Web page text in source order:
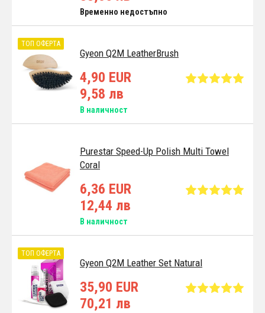
Временно недостъпно
Gyeon Q2M LeatherBrush
ТОП ОФЕРТА
4,90 EUR
9,58 лв
В наличност
Purestar Speed-Up Polish Multi Towel
Coral
6,36 EUR
12,44 лв
В наличност
Gyeon Q2M Leather Set Natural
ТОП ОФЕРТА
35,90 EUR
70,21 лв